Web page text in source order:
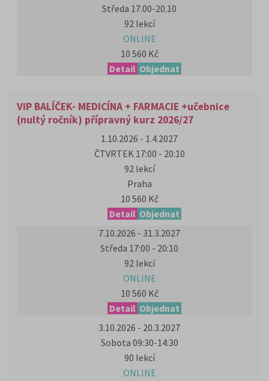
Středa 17.00-20.10
92 lekcí
ONLINE
10 560 Kč
Detail Objednat
VIP BALÍČEK- MEDICÍNA + FARMACIE +učebnice
(nultý ročník) přípravný kurz 2026/27
1.10.2026 - 1.4.2027
ČTVRTEK 17:00 - 20:10
92 lekcí
Praha
10 560 Kč
Detail Objednat
7.10.2026 - 31.3.2027
Středa 17:00 - 20:10
92 lekcí
ONLINE
10 560 Kč
Detail Objednat
3.10.2026 - 20.3.2027
Sobota 09:30-14:30
90 lekcí
ONLINE